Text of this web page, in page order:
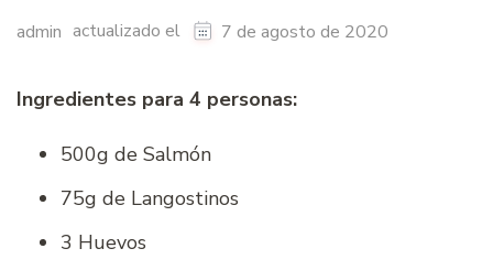
admin actualizado el 7 de agosto de 2020
Ingredientes para 4 personas:
500g de Salmón
75g de Langostinos
3 Huevos